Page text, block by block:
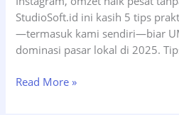
StudioSoft.id ini kasih 5 tips
—termasuk kami sendiri—biar
dominasi pasar lokal di 2025.​
5
Read More »